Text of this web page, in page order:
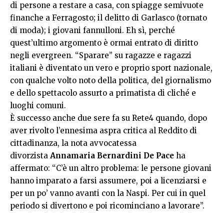
di persone a restare a casa, con spiagge semivuote
finanche a Ferragosto; il delitto di Garlasco (tornato
di moda); i giovani fannulloni. Eh sì, perché
quest’ultimo argomento è ormai entrato di diritto
negli evergreen. “Sparare” su ragazze e ragazzi
italiani è diventato un vero e proprio sport nazionale,
con qualche volto noto della politica, del giornalismo
e dello spettacolo assurto a primatista di cliché e
luoghi comuni.
È successo anche due sere fa su Rete4 quando, dopo
aver rivolto l’ennesima aspra critica al Reddito di
cittadinanza, la nota avvocatessa
divorzista Annamaria Bernardini De Pace ha
affermato: “C’è un altro problema: le persone giovani
hanno imparato a farsi assumere, poi a licenziarsi e
per un po’ vanno avanti con la Naspi. Per cui in quel
periodo si divertono e poi ricominciano a lavorare”.